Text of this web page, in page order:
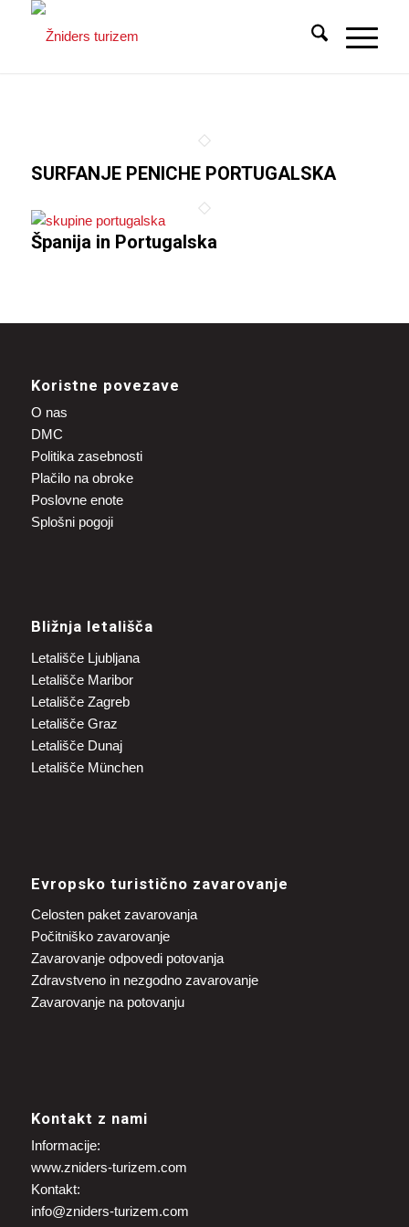
SURFANJE PENICHE PORTUGALSKA
Španija in Portugalska
Koristne povezave
O nas
DMC
Politika zasebnosti
Plačilo na obroke
Poslovne enote
Splošni pogoji
Bližnja letališča
Letališče Ljubljana
Letališče Maribor
Letališče Zagreb
Letališče Graz
Letališče Dunaj
Letališče München
Evropsko turistično zavarovanje
Celosten paket zavarovanja
Počitniško zavarovanje
Zavarovanje odpovedi potovanja
Zdravstveno in nezgodno zavarovanje
Zavarovanje na potovanju
Kontakt z nami
Informacije:
www.zniders-turizem.com
Kontakt:
info@zniders-turizem.com